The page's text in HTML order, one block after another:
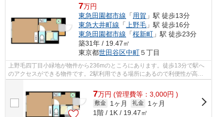
7万円
東急田園都市線 「 用賀 」駅 徒歩13分
東急大井町線 「 上野毛 」駅 徒歩16分
東急田園都市線 「桜新町 」駅 徒歩23分
築31年 / 19.47㎡
東京都世田谷区中町５丁目
上野毛四丁目小緑地が物件から236mのところにあります。徒歩13分で駅へ
のアクセスができる物件です。2駅利用できる場所にあるので利便性が高い
7万円 (管理費等：3,000円 )
敷金 1ヶ月 礼金
1ヶ月
1階 / 1K / 19.47㎡